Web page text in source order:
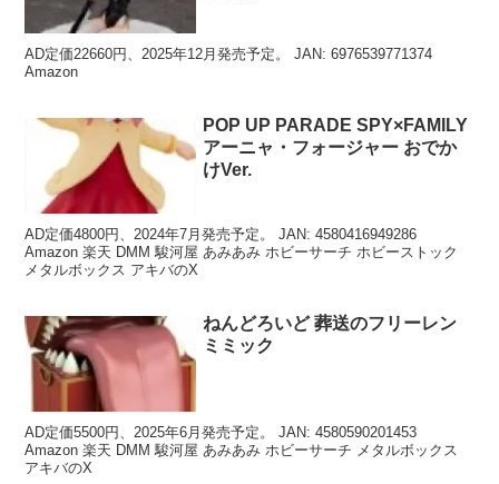
AD定価22660円、2025年12月発売予定。 JAN: 6976539771374
Amazon
POP UP PARADE SPY×FAMILY
アーニャ・フォージャー おでか
けVer.
AD定価4800円、2024年7月発売予定。 JAN: 4580416949286
Amazon 楽天 DMM 駿河屋 あみあみ ホビーサーチ ホビーストック
メタルボックス アキバのX
ねんどろいど 葬送のフリーレン
ミミック
AD定価5500円、2025年6月発売予定。 JAN: 4580590201453
Amazon 楽天 DMM 駿河屋 あみあみ ホビーサーチ メタルボックス
アキバのX